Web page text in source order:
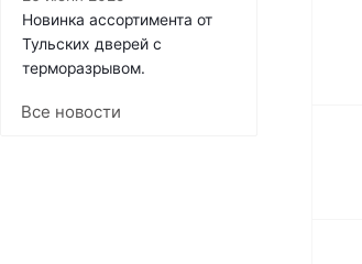
Новинка ассортимента от
Тульских дверей с
терморазрывом.
Все новости